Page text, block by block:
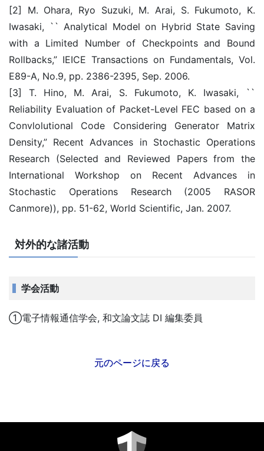
[2] M. Ohara, Ryo Suzuki, M. Arai, S. Fukumoto, K.
Iwasaki, `` Analytical Model on Hybrid State Saving
with a Limited Number of Checkpoints and Bound
Rollbacks,” IEICE Transactions on Fundamentals, Vol.
E89-A, No.9, pp. 2386-2395, Sep. 2006.
[3] T. Hino, M. Arai, S. Fukumoto, K. Iwasaki, ``
Reliability Evaluation of Packet-Level FEC based on a
Convlolutional Code Considering Generator Matrix
Density,” Recent Advances in Stochastic Operations
Research (Selected and Reviewed Papers from the
International Workshop on Recent Advances in
Stochastic Operations Research (2005 RASOR
Canmore)), pp. 51-62, World Scientific, Jan. 2007.
対外的な諸活動
学会活動
①電子情報通信学会, 和文論文誌 DI 編集委員
元のページに戻る